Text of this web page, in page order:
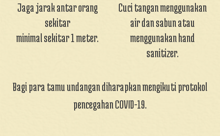
Jaga jarak antar orang
sekitar
minimal sekitar 1 meter.
Cuci tangan menggunakan
air dan sabun atau
menggunakan hand
sanitizer.
Bagi para tamu undangan diharapkan mengikuti protokol
pencegahan COVID-19.